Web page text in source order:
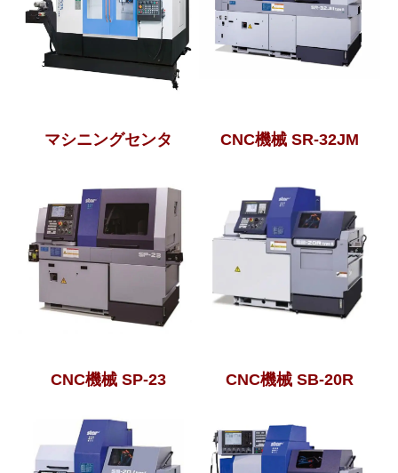
マシニングセンタ CNC機械 SR-32JM
CNC機械 SP-23 CNC機械 SB-20R